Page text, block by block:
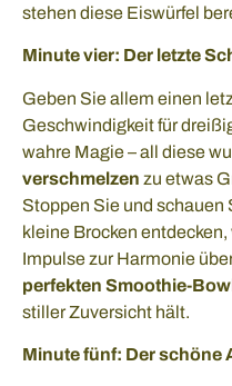
stehen diese Eiswürfel
Minute vier: Der letzte
Geben Sie allem einen
Geschwindigkeit für
wahre Magie – all diese
verschmelzen zu etwas
Stoppen Sie und schauen
kleine Brocken
Impulse zur Harmonie
perfekten Smoothie-
stiller Zuversicht hält.
Minute fünf: Der schöne